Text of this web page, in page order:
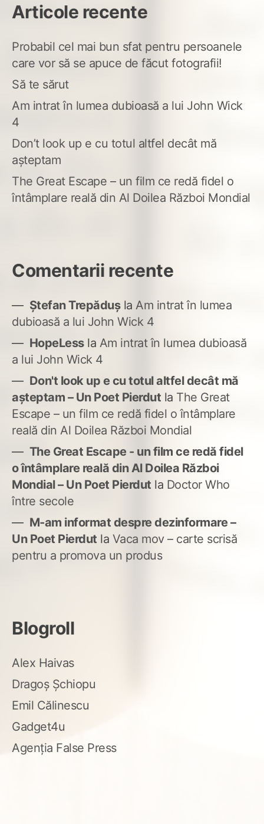
Articole recente
Probabil cel mai bun sfat pentru persoanele
care vor să se apuce de făcut fotografii!
Să te sărut
Am intrat în lumea dubioasă a lui John Wick
4
Don’t look up e cu totul altfel decât mă
așteptam
The Great Escape – un film ce redă fidel o
întâmplare reală din Al Doilea Război Mondial
Comentarii recente
Ștefan Trepădușla Am intrat în lumea
dubioasă a lui John Wick 4
HopeLessla Am intrat în lumea dubioasă
a lui John Wick 4
Don't look up e cu totul altfel decât mă
așteptam – Un Poet Pierdut la The Great
Escape – un film ce redă fidel o întâmplare
reală din Al Doilea Război Mondial
The Great Escape - un film ce redă fidel
o întâmplare reală din Al Doilea Război
Mondial – Un Poet Pierdut la Doctor Who
între secole
M-am informat despre dezinformare –
Un Poet Pierdut la Vaca mov – carte scrisă
pentru a promova un produs
Blogroll
Alex Haivas
Dragoș Șchiopu
Emil Călinescu
Gadget4u
Agenția False Press